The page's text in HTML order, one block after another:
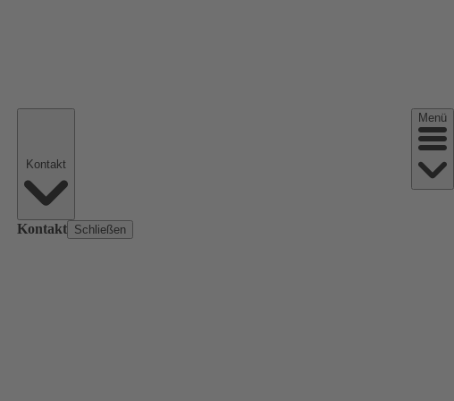
Kontakt Schließen
Menü